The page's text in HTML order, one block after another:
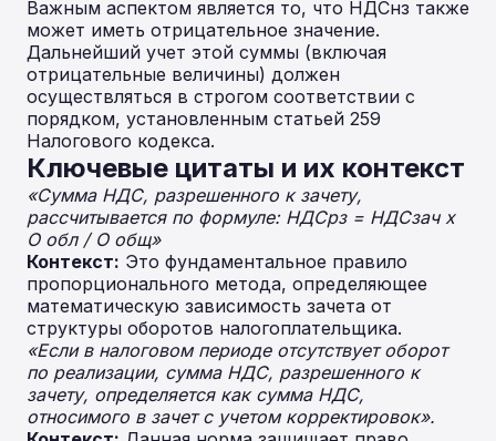
Важным аспектом является то, что НДСнз также
может иметь отрицательное значение.
Дальнейший учет этой суммы (включая
отрицательные величины) должен
осуществляться в строгом соответствии с
порядком, установленным статьей 259
Налогового кодекса.
Ключевые цитаты и их контекст
«Сумма НДС, разрешенного к зачету,
рассчитывается по формуле: НДСрз = НДСзач х
О обл / О общ»
Контекст: Это фундаментальное правило
пропорционального метода, определяющее
математическую зависимость зачета от
структуры оборотов налогоплательщика.
«Если в налоговом периоде отсутствует оборот
по реализации, сумма НДС, разрешенного к
зачету, определяется как сумма НДС,
относимого в зачет с учетом корректировок».